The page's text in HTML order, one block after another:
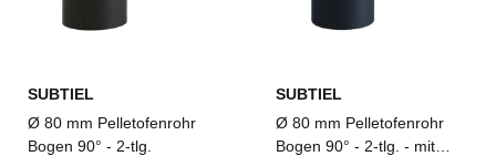
SUBTIEL
Ø 80 mm Pelletofenrohr
Bogen 90° - 2-tlg.
SUBTIEL
Ø 80 mm Pelletofenrohr
Bogen 90° - 2-tlg. - mit